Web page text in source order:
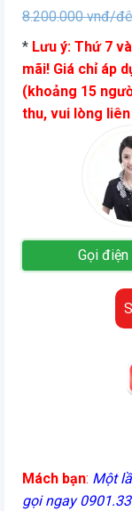
8.200.000vnđ/
* Lưu ý: Thứ 7
mãi! Giá chỉ áp
(khoảng 15
thu, vui lòng
Gọi điện
Mách bạn: Một
gọi ngay